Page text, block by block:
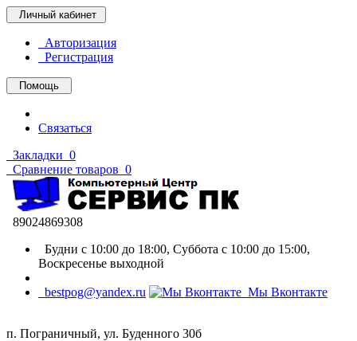
Личный кабинет
Авторизация
Регистрация
Помощь
Связаться
Закладки 0
Сравнение товаров 0
89024869308
Будни с 10:00 до 18:00, Суббота с 10:00 до 15:00,
Воскресенье выходной
bestpog@yandex.ru Мы Вконтакте
п. Пограничный, ул. Буденного 30б